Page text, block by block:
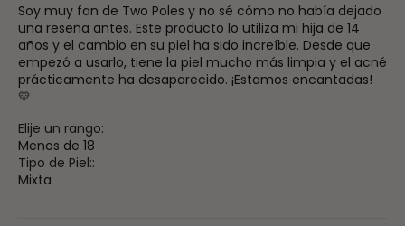
Soy muy fan de Two Poles y no sé cómo no había dejado
una reseña antes. Este producto lo utiliza mi hija de 14
años y el cambio en su piel ha sido increíble. Desde que
empezó a usarlo, tiene la piel mucho más limpia y el acné
prácticamente ha desaparecido. ¡Estamos encantadas!
💛
Elije un rango:
Menos de 18
Tipo de Piel::
Mixta